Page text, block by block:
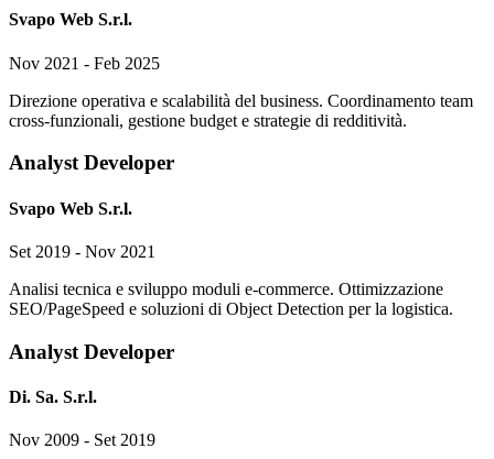
Svapo Web S.r.l.
Nov 2021 - Feb 2025
Direzione operativa e scalabilità del business. Coordinamento team
cross-funzionali, gestione budget e strategie di redditività.
Analyst Developer
Svapo Web S.r.l.
Set 2019 - Nov 2021
Analisi tecnica e sviluppo moduli e-commerce. Ottimizzazione
SEO/PageSpeed e soluzioni di Object Detection per la logistica.
Analyst Developer
Di. Sa. S.r.l.
Nov 2009 - Set 2019